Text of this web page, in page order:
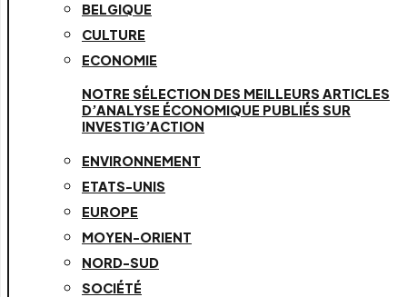
BELGIQUE
CULTURE
ECONOMIE
NOTRE SÉLECTION DES MEILLEURS ARTICLES
D’ANALYSE ÉCONOMIQUE PUBLIÉS SUR
INVESTIG’ACTION
ENVIRONNEMENT
ETATS-UNIS
EUROPE
MOYEN-ORIENT
NORD-SUD
SOCIÉTÉ